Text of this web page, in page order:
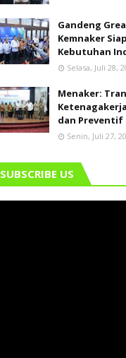
Gandeng
Kemnaker
Kebutuhan
Selasa, Juli 28,
Menaker:
dan Preventif
Senin, Juli 27,
SUBSCRIBE US